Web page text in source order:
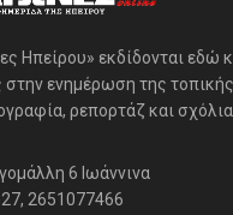
Ηπείρου» εκδίδονται εδώ
ενημέρωση της
ρεπορτάζ και
6 Ιωάννινα
2651077466